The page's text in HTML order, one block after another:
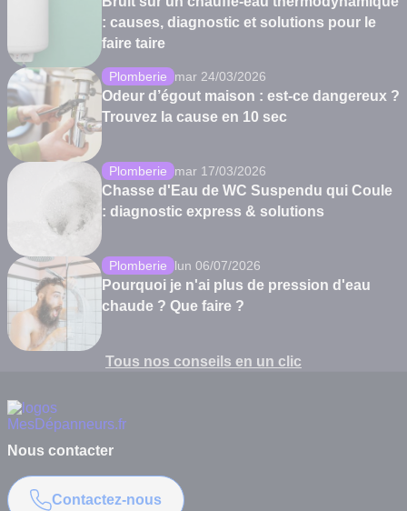
: causes, diagnostic et solutions pour le
faire taire
Plomberie mar 24/03/2026
Odeur d’égout maison : est-ce dangereux ?
Trouvez la cause en 10 sec
Plomberie mar 17/03/2026
Chasse d'Eau de WC Suspendu qui Coule
: diagnostic express & solutions
Plomberie lun 06/07/2026
Pourquoi je n'ai plus de pression d'eau
chaude ? Que faire ?
Tous nos conseils en un clic
Nous contacter
Contactez-nous